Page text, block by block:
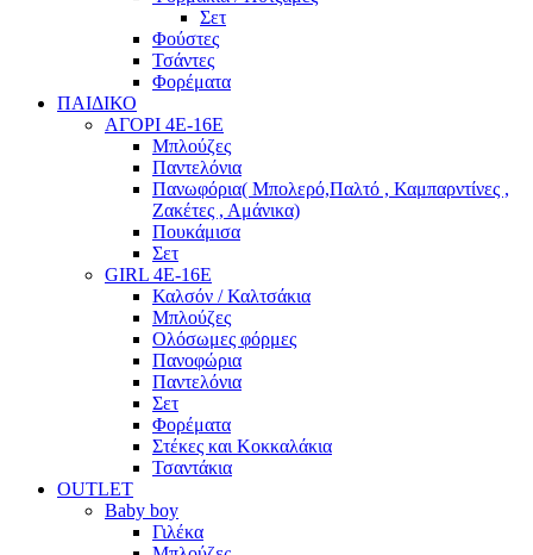
Σετ
Φούστες
Τσάντες
Φορέματα
ΠΑΙΔΙΚΟ
ΑΓΟΡΙ 4Ε-16Ε
Μπλούζες
Παντελόνια
Πανωφόρια( Μπολερό,Παλτό , Καμπαρντίνες ,
Ζακέτες , Αμάνικα)
Πουκάμισα
Σετ
GIRL 4Ε-16Ε
Καλσόν / Καλτσάκια
Μπλούζες
Ολόσωμες φόρμες
Πανοφώρια
Παντελόνια
Σετ
Φορέματα
Στέκες και Κοκκαλάκια
Τσαντάκια
OUTLET
Baby boy
Γιλέκα